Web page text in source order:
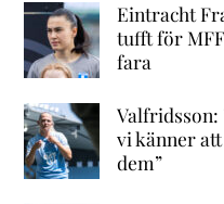
Eintracht
tufft för
fara
vi känner
dem”